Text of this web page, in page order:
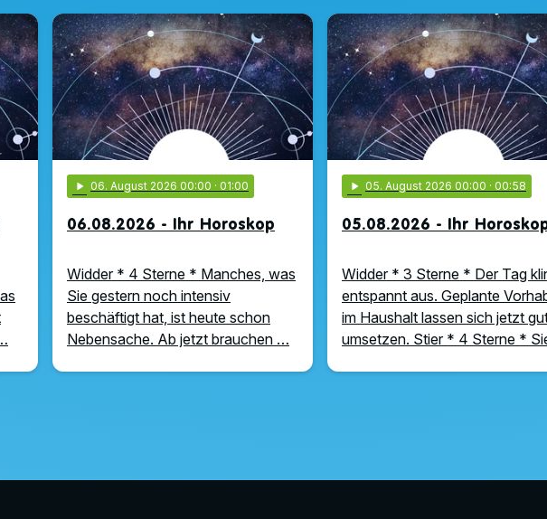
play_arrow 06. August 2026 00:00 · 01:00
06.08.2026 - Ihr Horoskop
Widder * 4 Sterne * Manches, was
Sie gestern noch intensiv
beschäftigt hat, ist heute schon
Nebensache. Ab jetzt brauchen …
play_arrow 05. August 2026 00:00 · 00:58
05.08.2026 - Ihr
Widder * 3 Sterne * Der Tag
entspannt aus. Geplante
im Haushalt lassen sich jetzt
umsetzen. Stier * 4 Sterne *